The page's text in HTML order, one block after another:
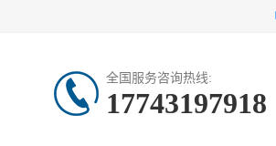
全国服务咨询热线:
17743197918